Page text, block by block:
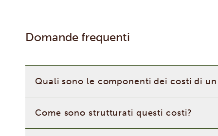
Domande frequenti
Quali sono le componenti dei costi di
Come sono strutturati questi costi?